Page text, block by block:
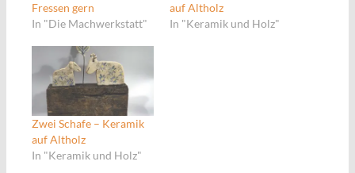
Fressen gern
In "Die Machwerkstatt"
auf Altholz
In "Keramik und Holz"
Zwei Schafe – Keramik
auf Altholz
In "Keramik und Holz"